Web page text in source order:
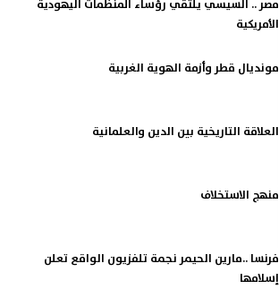
مصر .. السيسي يلتقي رؤساء المنظمات اليهودية
الأمريكية
مونديال قطر وأزمة الهوية الغربية
العلاقة التاريخية بين الدين والعلمانية
منهج الاستخلاف
فرنسا ..مارين الحيمر نجمة تلفزيون الواقع تعلن
إسلامها